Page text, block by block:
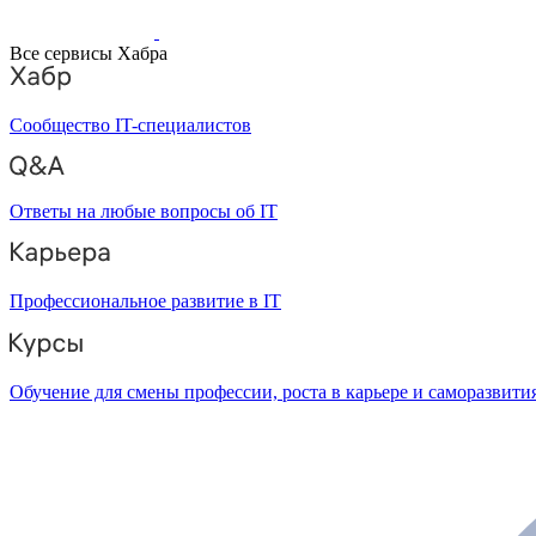
Все сервисы Хабра
Сообщество IT-специалистов
Ответы на любые вопросы об IT
Профессиональное развитие в IT
Обучение для смены профессии, роста в карьере и